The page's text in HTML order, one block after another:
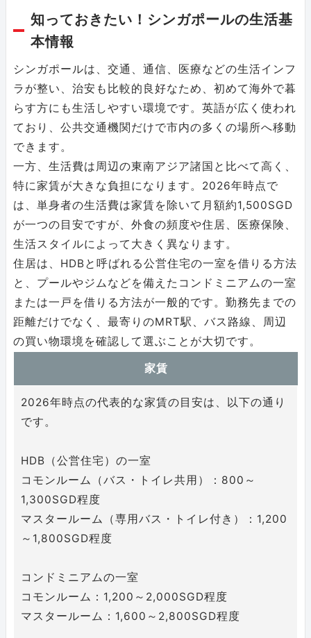
知っておきたい！シンガポールの生活基
本情報
シンガポールは、交通、通信、医療などの生活インフ
ラが整い、治安も比較的良好なため、初めて海外で暮
らす方にも生活しやすい環境です。英語が広く使われ
ており、公共交通機関だけで市内の多くの場所へ移動
できます。
一方、生活費は周辺の東南アジア諸国と比べて高く、
特に家賃が大きな負担になります。2026年時点で
は、単身者の生活費は家賃を除いて月額約1,500SGD
が一つの目安ですが、外食の頻度や住居、医療保険、
生活スタイルによって大きく異なります。
住居は、HDBと呼ばれる公営住宅の一室を借りる方法
と、プールやジムなどを備えたコンドミニアムの一室
または一戸を借りる方法が一般的です。勤務先までの
距離だけでなく、最寄りのMRT駅、バス路線、周辺
の買い物環境を確認して選ぶことが大切です。
家賃
2026年時点の代表的な家賃の目安は、以下の通り
です。
HDB（公営住宅）の一室
コモンルーム（バス・トイレ共用）：800～
1,300SGD程度
マスタールーム（専用バス・トイレ付き）：1,200
～1,800SGD程度
コンドミニアムの一室
コモンルーム：1,200～2,000SGD程度
マスタールーム：1,600～2,800SGD程度